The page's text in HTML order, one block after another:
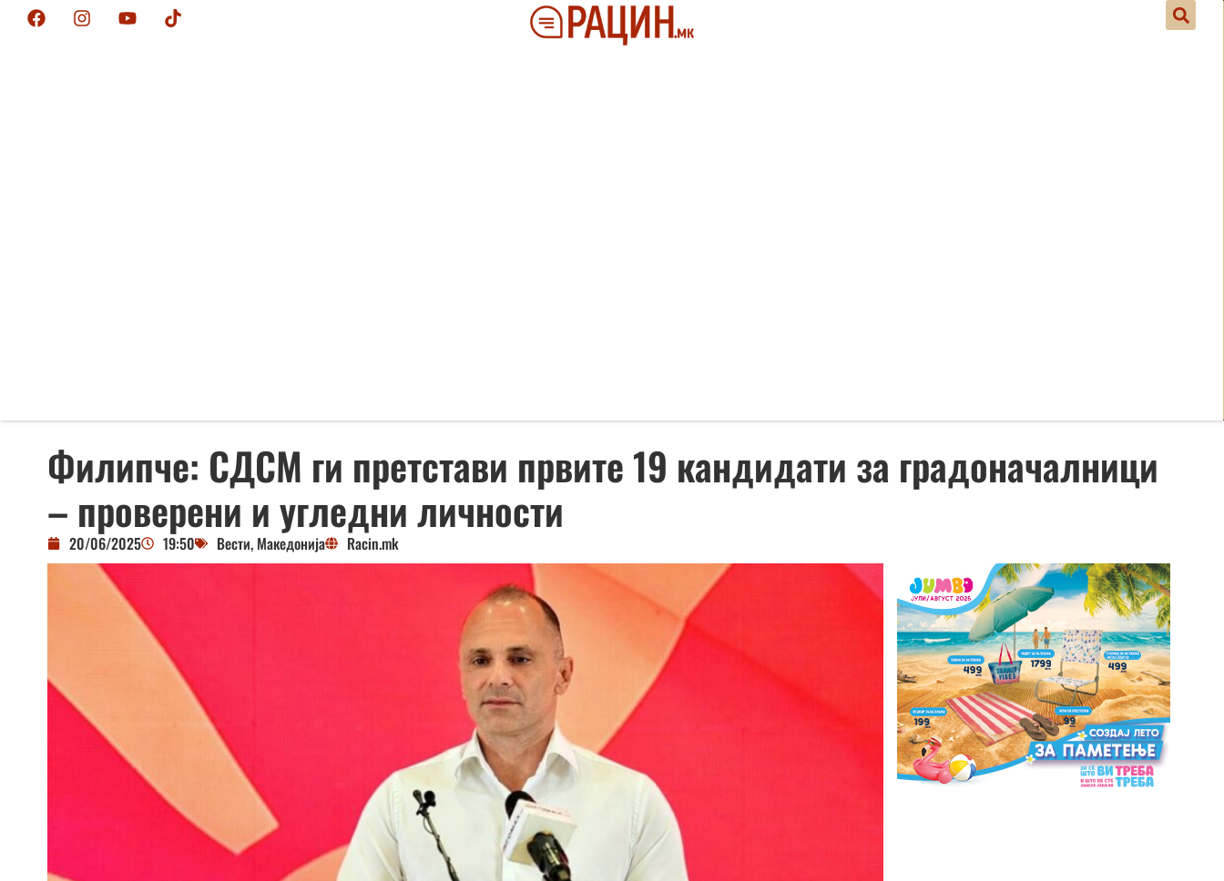
Филипче: СДСМ ги претстави првите 19 кандидати за градоначалници
– проверени и угледни личности
20/06/2025 19:50 Вести, Македонија Racin.mk